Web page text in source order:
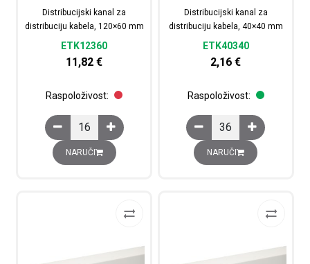
Distribucijski kanal za
distribuciju kabela, 120×60 mm
ETK12360
11,82€
Raspoloživost:
Distribucijski kanal za distribuciju kabela, 120x60 mm
NARUČI
Distribucijski kanal za
distribuciju kabela, 40×40 mm
ETK40340
2,16€
Raspoloživost:
Distribucijski kanal
NARUČI